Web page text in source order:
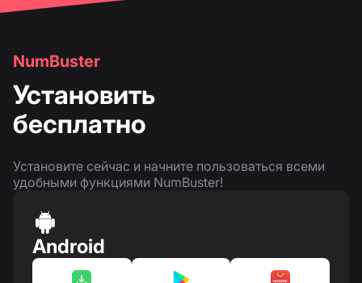
NumBuster
Установить
бесплатно
Установите сейчас и начните пользоваться всеми
удобными функциями NumBuster!
Android